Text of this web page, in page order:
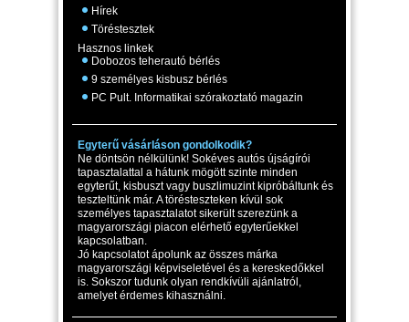
Hírek
Töréstesztek
Hasznos linkek
Dobozos teherautó bérlés
9 személyes kisbusz bérlés
PC Pult. Informatikai szórakoztató magazin
Egyterű vásárláson gondolkodik?
Ne döntsön nélkülünk! Sokéves autós újságírói
tapasztalattal a hátunk mögött szinte minden
egyterűt, kisbuszt vagy buszlimuzint kipróbáltunk és
teszteltünk már. A törésteszteken kívül sok
személyes tapasztalatot sikerült szerezünk a
magyarországi piacon elérhető egyterűekkel
kapcsolatban.
Jó kapcsolatot ápolunk az összes márka
magyarországi képviseletével és a kereskedőkkel
is. Sokszor tudunk olyan rendkívüli ajánlatról,
amelyet érdemes kihasználni.